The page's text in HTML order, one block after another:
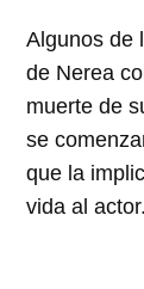
Algunos de
de Nerea
muerte de
se
que la
vida al actor.